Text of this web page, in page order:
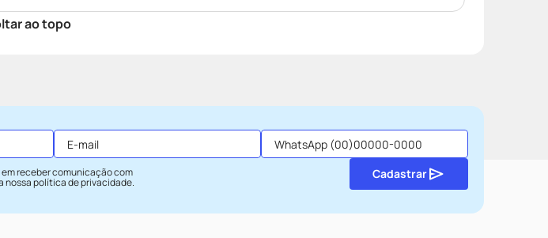
ao topo
receber comunicação com
nossapolítica de privacidade.
Cadastrar